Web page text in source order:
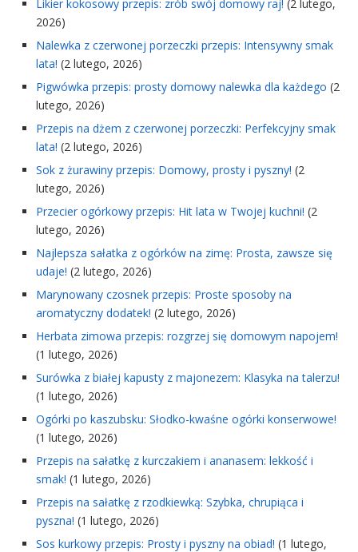
Likier kokosowy przepis: zrób swój domowy raj! (2 lutego,
2026)
Nalewka z czerwonej porzeczki przepis: Intensywny smak
lata! (2 lutego, 2026)
Pigwówka przepis: prosty domowy nalewka dla każdego (2
lutego, 2026)
Przepis na dżem z czerwonej porzeczki: Perfekcyjny smak
lata! (2 lutego, 2026)
Sok z żurawiny przepis: Domowy, prosty i pyszny! (2
lutego, 2026)
Przecier ogórkowy przepis: Hit lata w Twojej kuchni! (2
lutego, 2026)
Najlepsza sałatka z ogórków na zimę: Prosta, zawsze się
udaje! (2 lutego, 2026)
Marynowany czosnek przepis: Proste sposoby na
aromatyczny dodatek! (2 lutego, 2026)
Herbata zimowa przepis: rozgrzej się domowym napojem!
(1 lutego, 2026)
Surówka z białej kapusty z majonezem: Klasyka na talerzu!
(1 lutego, 2026)
Ogórki po kaszubsku: Słodko-kwaśne ogórki konserwowe!
(1 lutego, 2026)
Przepis na sałatkę z kurczakiem i ananasem: lekkość i
smak! (1 lutego, 2026)
Przepis na sałatkę z rzodkiewką: Szybka, chrupiąca i
pyszna! (1 lutego, 2026)
Sos kurkowy przepis: Prosty i pyszny na obiad! (1 lutego,